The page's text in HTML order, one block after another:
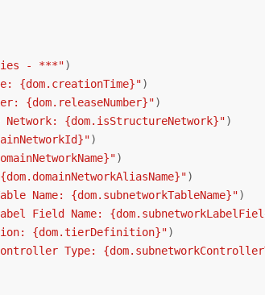
- ***")
{dom.creationTime}")
{dom.releaseNumber}")
{dom.isStructureNetwork}")
)
)
)
Name: {dom.subnetworkTableName}")
Field Name:
{dom.tierDefinition}")
Type: